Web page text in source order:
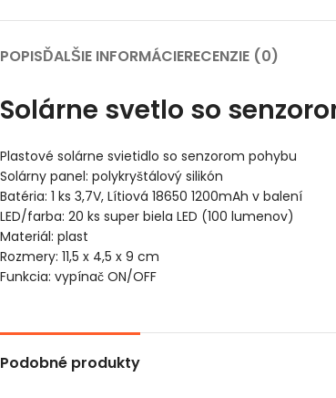
POPISĎALŠIE INFORMÁCIERECENZIE (0)
Solárne svetlo so
Plastové solárne svietidlo so senzorom pohybu
Solárny panel: polykryštálový silikón
Batéria: 1 ks 3,7V, Lítiová 18650 1200mAh v balení
LED/farba: 20 ks super biela LED (100 lumenov)
Materiál: plast
Rozmery: 11,5 x 4,5 x 9 cm
Funkcia: vypínač ON/OFF
Podobné produkty